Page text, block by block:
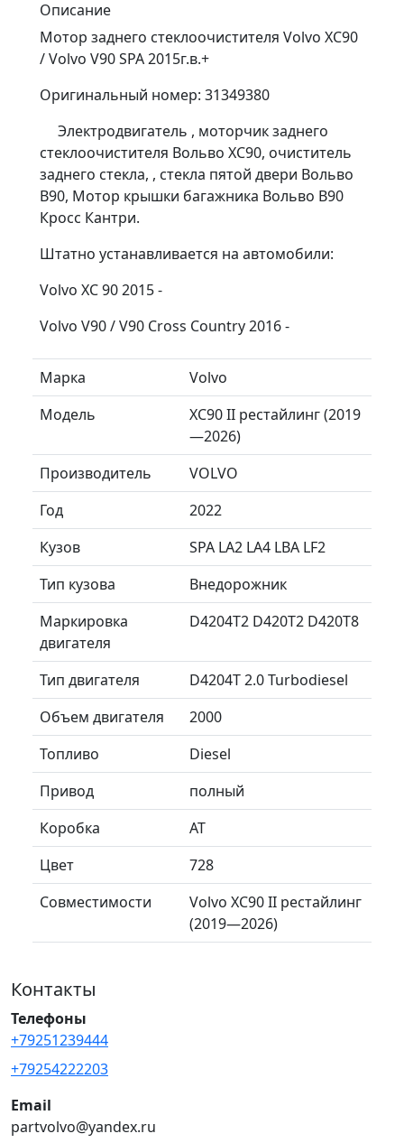
Описание
Мотор заднего стеклоочистителя Volvo XC90
/ Volvo V90 SPA 2015г.в.+
Оригинальный номер: 31349380
Электродвигатель , моторчик заднего
стеклоочистителя Вольво ХС90, очиститель
заднего стекла, , стекла пятой двери Вольво
В90, Мотор крышки багажника Вольво В90
Кросс Кантри.
Штатно устанавливается на автомобили:
Volvo XC 90 2015 -
Volvo V90 / V90 Cross Country 2016 -
Марка
Volvo
Модель
XC90 II рестайлинг (2019
—2026)
Производитель
VOLVO
Год
2022
Кузов
SPA LA2 LA4 LBA LF2
Тип кузова
Внедорожник
Маркировка
двигателя
D4204T2 D420T2 D420T8
Тип двигателя
D4204T 2.0 Turbodiesel
Объем двигателя
2000
Топливо
Diesel
Привод
полный
Коробка
AT
Цвет
728
Совместимости
Volvo XC90 II рестайлинг
(2019—2026)
Контакты
Телефоны
+79251239444
+79254222203
Email
partvolvo@yandex.ru